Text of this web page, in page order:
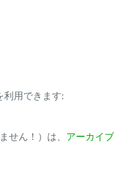
利用できます:
せん！）は、 アーカイブ